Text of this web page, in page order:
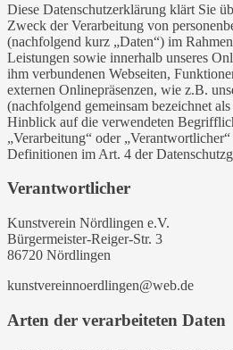
Diese Datenschutzerklärung klärt Sie
Zweck der Verarbeitung von
(nachfolgend kurz „Daten“) im
Leistungen sowie innerhalb unseres
ihm verbundenen Webseiten,
externen Onlinepräsenzen, wie z.B.
(nachfolgend gemeinsam bezeichnet
Hinblick auf die verwendeten
„Verarbeitung“ oder
Definitionen im Art. 4 der
Verantwortlicher
Kunstverein Nördlingen e.V.
Bürgermeister-Reiger-Str. 3
86720 Nördlingen
kunstvereinnoerdlingen@web.de
Arten der verarbeiteten Daten